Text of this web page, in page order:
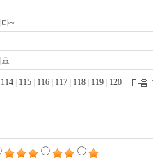
~
114 115 116 117 118 119 120